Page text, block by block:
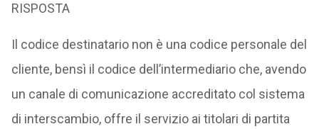
RISPOSTA
Il codice destinatario non è una codice personale del
cliente, bensì il codice dell’intermediario che, avendo
un canale di comunicazione accreditato col sistema
di interscambio, offre il servizio ai titolari di partita